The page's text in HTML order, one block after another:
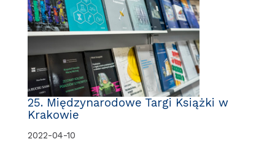
25. Międzynarodowe Targi Książki w
Krakowie
2022-04-10